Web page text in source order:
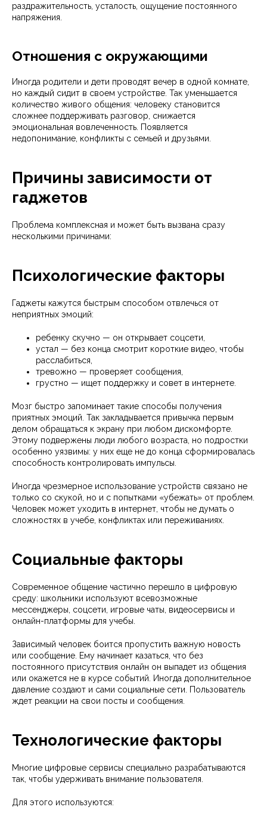
раздражительность, усталость, ощущение постоянного
напряжения.
Отношения с окружающими
Иногда родители и дети проводят вечер в одной комнате,
но каждый сидит в своем устройстве. Так уменьшается
количество живого общения: человеку становится
сложнее поддерживать разговор, снижается
эмоциональная вовлеченность. Появляется
недопонимание, конфликты с семьей и друзьями.
Причины зависимости от
гаджетов
Проблема комплексная и может быть вызвана сразу
несколькими причинами:
Психологические факторы
Гаджеты кажутся быстрым способом отвлечься от
неприятных эмоций:
ребенку скучно — он открывает соцсети,
устал — без конца смотрит короткие видео, чтобы
расслабиться,
тревожно — проверяет сообщения,
грустно — ищет поддержку и совет в интернете.
Мозг быстро запоминает такие способы получения
приятных эмоций. Так закладывается привычка первым
делом обращаться к экрану при любом дискомфорте.
Этому подвержены люди любого возраста, но подростки
особенно уязвимы: у них еще не до конца сформировалась
способность контролировать импульсы.
Иногда чрезмерное использование устройств связано не
только со скукой, но и с попытками «убежать» от проблем.
Человек может уходить в интернет, чтобы не думать о
сложностях в учебе, конфликтах или переживаниях.
Социальные факторы
Современное общение частично перешло в цифровую
среду: школьники используют всевозможные
мессенджеры, соцсети, игровые чаты, видеосервисы и
онлайн-платформы для учебы.
Зависимый человек боится пропустить важную новость
или сообщение. Ему начинает казаться, что без
постоянного присутствия онлайн он выпадет из общения
или окажется не в курсе событий. Иногда дополнительное
давление создают и сами социальные сети. Пользователь
ждет реакции на свои посты и сообщения.
Технологические факторы
Многие цифровые сервисы специально разрабатываются
так, чтобы удерживать внимание пользователя.
Для этого используются: